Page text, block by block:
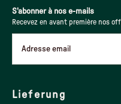
S'abonner à nos e-mails
Recevez en avant première nos
Adresse email
Lieferung